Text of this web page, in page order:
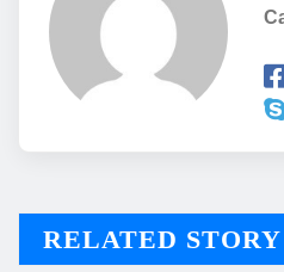
RELATED STORY